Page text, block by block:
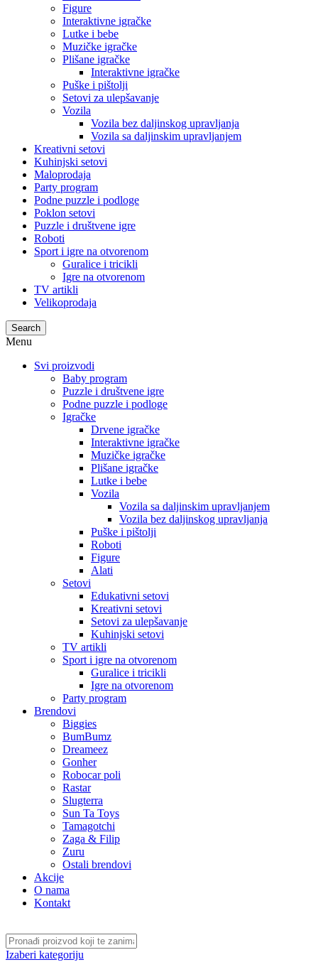
Figure
Interaktivne igračke
Lutke i bebe
Muzičke igračke
Plišane igračke
Interaktivne igračke
Puške i pištolji
Setovi za ulepšavanje
Vozila
Vozila bez daljinskog upravljanja
Vozila sa daljinskim upravljanjem
Kreativni setovi
Kuhinjski setovi
Maloprodaja
Party program
Podne puzzle i podloge
Poklon setovi
Puzzle i društvene igre
Roboti
Sport i igre na otvorenom
Guralice i tricikli
Igre na otvorenom
TV artikli
Velikoprodaja
Search
Menu
Svi proizvodi
Baby program
Puzzle i društvene igre
Podne puzzle i podloge
Igračke
Drvene igračke
Interaktivne igračke
Muzičke igračke
Plišane igračke
Lutke i bebe
Vozila
Vozila sa daljinskim upravljanjem
Vozila bez daljinskog upravljanja
Puške i pištolji
Roboti
Figure
Alati
Setovi
Edukativni setovi
Kreativni setovi
Setovi za ulepšavanje
Kuhinjski setovi
TV artikli
Sport i igre na otvorenom
Guralice i tricikli
Igre na otvorenom
Party program
Brendovi
Biggies
BumBumz
Dreameez
Gonher
Robocar poli
Rastar
Slugterra
Sun Ta Toys
Tamagotchi
Zaga & Filip
Zuru
Ostali brendovi
Akcije
O nama
Kontakt
Izaberi kategoriju